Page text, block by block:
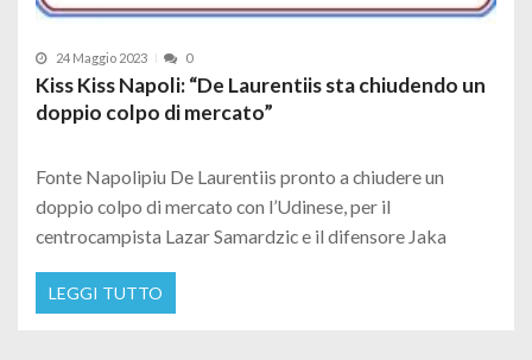
24 Maggio 2023 0
Kiss Kiss Napoli: “De Laurentiis sta chiudendo un
doppio colpo di mercato”
Fonte Napolipiu De Laurentiis pronto a chiudere un
doppio colpo di mercato con l’Udinese, per il
centrocampista Lazar Samardzic e il difensore Jaka
LEGGI TUTTO